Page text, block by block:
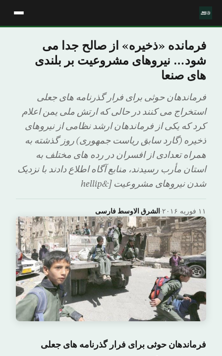
فرمانده «ذخیره» از صالح جدا می
شود… نیروهای مشروعیت بر بلندی
های صنعا
فرماندهان حوثی برای فرار گذرنامه های جعلی
استخراج می کنند در حالی که ارتش ملی یمن اعلام
کرد که یکی از فرماندهان ارشد نظامی از نیروهای
ذخیره (گارد سابق ریاست جمهوری) روز گذشته به
همراه تعدادی از افسران در رده های مختلف به
استان مأرب رسیدند، منابع آگاه اطلاع دادند با نزدیک
شدن نیروهای مشروعیت [&hellip
الشرق الاوسط فارسی· ۱۱ فوریه ۲۰۱۶
فرماندهان حوثی برای فرار گذرنامه های جعلی